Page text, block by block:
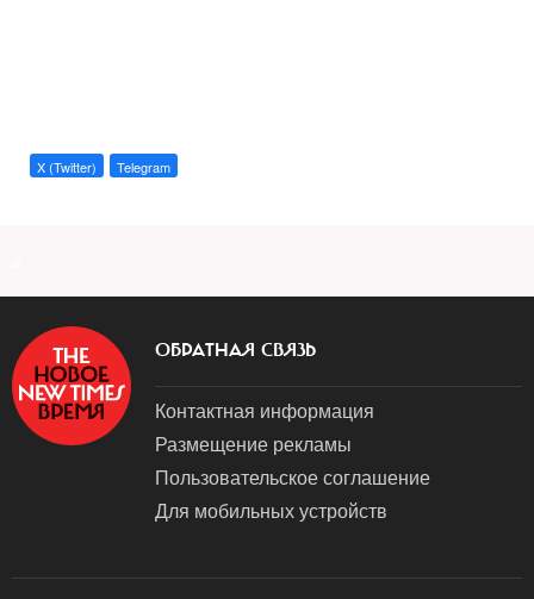
X (Twitter) Telegram
ОБРАТНАЯ СВЯЗЬ
Контактная информация
Размещение рекламы
Пользовательское соглашение
Для мобильных устройств